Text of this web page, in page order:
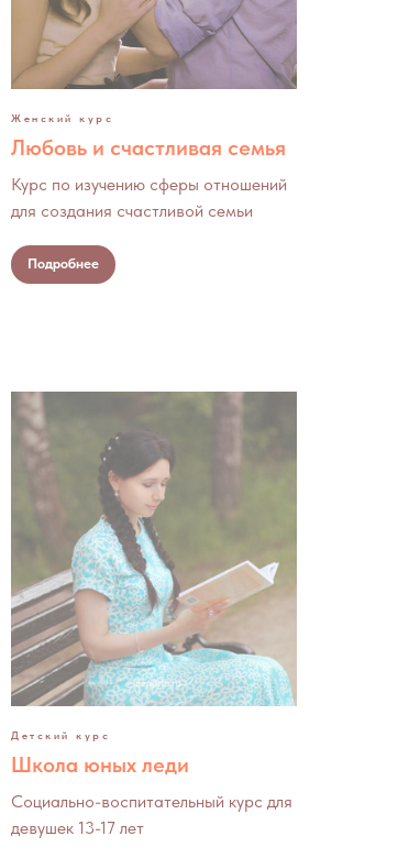
Женский курс
Любовь и счастливая семья
Курс по изучению сферы отношений
для создания счастливой семьи
Подробнее
Детский курс
Школа юных леди
Социально-воспитательный курс для
девушек 13-17 лет